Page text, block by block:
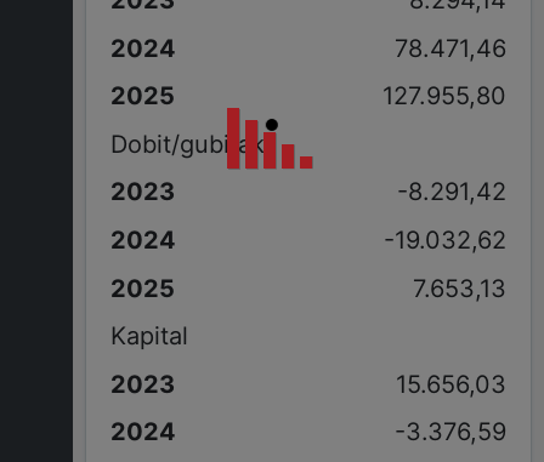
78.471,46
127.955,80
Dobit/gubitak
-8.291,42
-19.032,62
7.653,13
Kapital
15.656,03
-3.376,59